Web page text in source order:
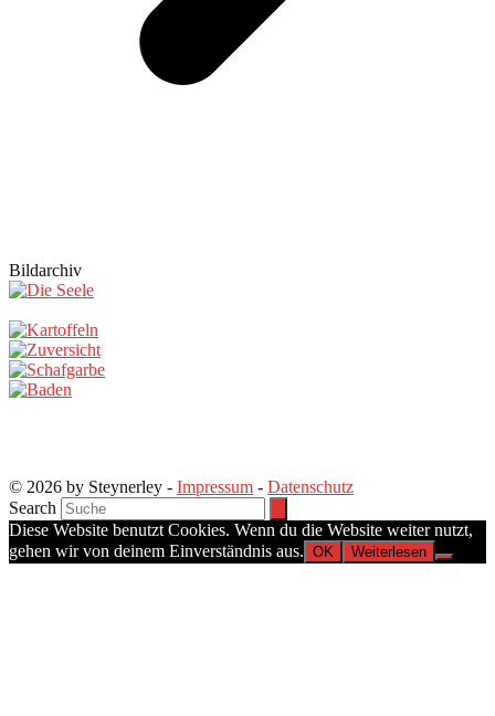
Bildarchiv
© 2026 by Steynerley - Impressum - Datenschutz
Search
Diese Website benutzt Cookies. Wenn du die Website weiter nutzt,
gehen wir von deinem Einverständnis aus. OK Weiterlesen